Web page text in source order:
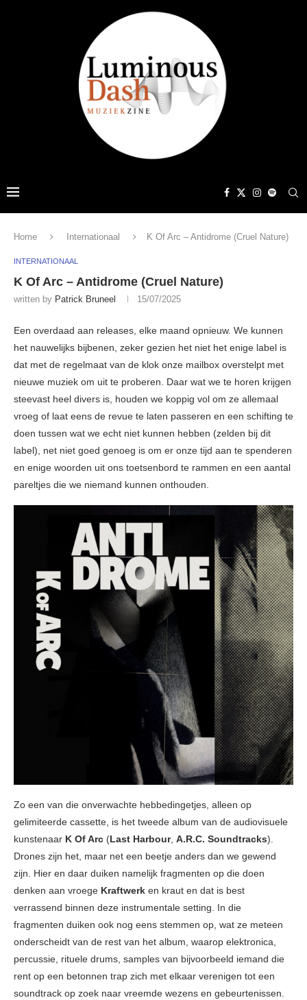
Home Internationaal K Of Arc – Antidrome (Cruel Nature)
INTERNATIONAAL
K Of Arc – Antidrome (Cruel Nature)
written by Patrick Bruneel 15/07/2025
Een overdaad aan releases, elke maand opnieuw. We kunnen
het nauwelijks bijbenen, zeker gezien het niet het enige label is
dat met de regelmaat van de klok onze mailbox overstelpt met
nieuwe muziek om uit te proberen. Daar wat we te horen krijgen
steevast heel divers is, houden we koppig vol om ze allemaal
vroeg of laat eens de revue te laten passeren en een schifting te
doen tussen wat we echt niet kunnen hebben (zelden bij dit
label), net niet goed genoeg is om er onze tijd aan te spenderen
en enige woorden uit ons toetsenbord te rammen en een aantal
pareltjes die we niemand kunnen onthouden.
Zo een van die onverwachte hebbedingetjes, alleen op
gelimiteerde cassette, is het tweede album van de audiovisuele
kunstenaar K Of Arc (Last Harbour, A.R.C. Soundtracks).
Drones zijn het, maar net een beetje anders dan we gewend
zijn. Hier en daar duiken namelijk fragmenten op die doen
denken aan vroege Kraftwerk en kraut en dat is best
verrassend binnen deze instrumentale setting. In die
fragmenten duiken ook nog eens stemmen op, wat ze meteen
onderscheidt van de rest van het album, waarop elektronica,
percussie, rituele drums, samples van bijvoorbeeld iemand die
rent op een betonnen trap zich met elkaar verenigen tot een
soundtrack op zoek naar vreemde wezens en gebeurtenissen.